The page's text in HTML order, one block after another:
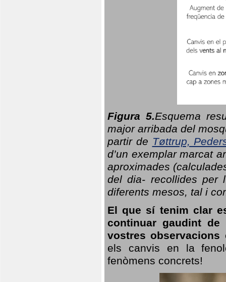
Figura 5.Esquema
major arribada del
partir de Tøttrup,
d’un exemplar marcat
aproximades
del dia- recollides per
diferents mesos, tal i
El que sí tenim clar
continuar gaudint
vostres
els canvis en la
fenòmens concrets!